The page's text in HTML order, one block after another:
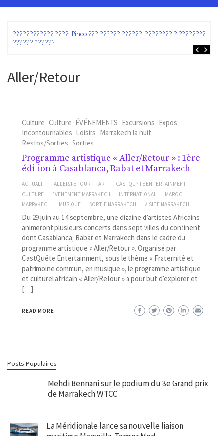
???????????? ???? Pinco ??? ?????? ??????: ???????? ? ???????? ?
?????? ??????
Aller/Retour
Culture Culture ÉVÉNEMENTS Excursions Expos
Incontournables Loisirs Marrakech la nuit
Restos/Sorties Sorties
Programme artistique « Aller/Retour » : 1ère
édition à Casablanca, Rabat et Marrakech
ACTUALIT ALLER/RETOUR ART
CASTQU?TE ENTERTAINMENT
CULTURE
EVENEMENT MARRAKECH INTERNATIONAL
MAROC
MARRAKECH
MUSIQUE SORTIE MARRAKECH VISITE MARRAKECH
Du 29 juin au 14 septembre, une dizaine d’artistes Africains
animeront plusieurs concerts dans sept villes du continent
dont Casablanca, Rabat et Marrakech dans le cadre du
programme artistique « Aller/Retour ». Organisé par
CastQuête Entertainment, sous le thème « Fraternité et
patrimoine commun, en musique », le programme artistique
et culturel africain « Aller/Retour » a pour but d’explorer et
[…]
READ MORE
Posts Populaires
Mehdi Bennani sur le podium du 8e Grand prix
de Marrakech WTCC
La Méridionale lance sa nouvelle liaison